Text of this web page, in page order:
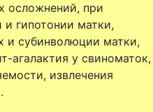
осложнений, при
гипотонии матки,
и субинволюции матки,
агалактия у свиноматок,
извлечения